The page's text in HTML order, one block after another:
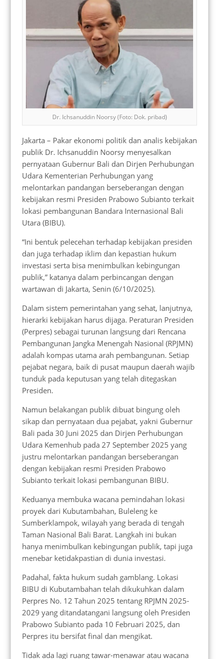
Dr. Ichsanuddin Noorsy (Foto: Dok. pribad)
Jakarta – Pakar ekonomi politik dan analis kebijakan
publik Dr. Ichsanuddin Noorsy menyesalkan
pernyataan Gubernur Bali dan Dirjen Perhubungan
Udara Kementerian Perhubungan yang
melontarkan pandangan berseberangan dengan
kebijakan resmi Presiden Prabowo Subianto terkait
lokasi pembangunan Bandara Internasional Bali
Utara (BIBU).
“Ini bentuk pelecehan terhadap kebijakan presiden
dan juga terhadap iklim dan kepastian hukum
investasi serta bisa menimbulkan kebingungan
publik,” katanya dalam perbincangan dengan
wartawan di Jakarta, Senin (6/10/2025).
Dalam sistem pemerintahan yang sehat, lanjutnya,
hierarki kebijakan harus dijaga. Peraturan Presiden
(Perpres) sebagai turunan langsung dari Rencana
Pembangunan Jangka Menengah Nasional (RPJMN)
adalah kompas utama arah pembangunan. Setiap
pejabat negara, baik di pusat maupun daerah wajib
tunduk pada keputusan yang telah ditegaskan
Presiden.
Namun belakangan publik dibuat bingung oleh
sikap dan pernyataan dua pejabat, yakni Gubernur
Bali pada 30 Juni 2025 dan Dirjen Perhubungan
Udara Kemenhub pada 27 September 2025 yang
justru melontarkan pandangan berseberangan
dengan kebijakan resmi Presiden Prabowo
Subianto terkait lokasi pembangunan BIBU.
Keduanya membuka wacana pemindahan lokasi
proyek dari Kubutambahan, Buleleng ke
Sumberklampok, wilayah yang berada di tengah
Taman Nasional Bali Barat. Langkah ini bukan
hanya menimbulkan kebingungan publik, tapi juga
menebar ketidakpastian di dunia investasi.
Padahal, fakta hukum sudah gamblang. Lokasi
BIBU di Kubutambahan telah dikukuhkan dalam
Perpres No. 12 Tahun 2025 tentang RPJMN 2025-
2029 yang ditandatangani langsung oleh Presiden
Prabowo Subianto pada 10 Februari 2025, dan
Perpres itu bersifat final dan mengikat.
Tidak ada lagi ruang tawar-menawar atau wacana